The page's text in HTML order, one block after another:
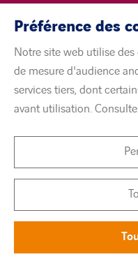
POLITIQUE DE
MENTIONS LÉGALES
ACCESSIBILITÉ
COOKIES
Préférence des
Notre site web utilise
de mesure d'audience
services tiers, dont
avant utilisation.